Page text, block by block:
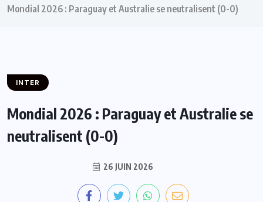
Mondial 2026 : Paraguay et Australie se neutralisent (0-0)
INTER
Mondial 2026 : Paraguay et Australie se
neutralisent (0-0)
26 JUIN 2026